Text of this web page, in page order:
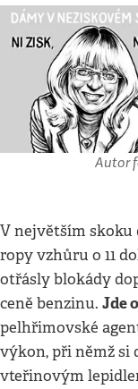
Autor
V největším skoku
ropy vzhůru o 11
otřásly blokády
ceně benzinu. Jde
pelhřimovské
výkon, při němž si
vteřinovým